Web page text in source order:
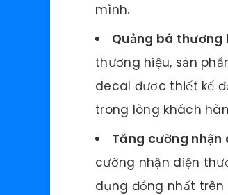
mình.
Quảng bá thương
thương hiệu, sản
decal được thiết kế
trong lòng khách
Tăng cường nhận
cường nhận diện
dụng đồng nhất